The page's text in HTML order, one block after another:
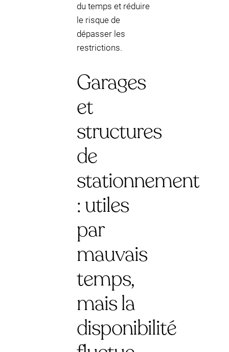
du temps et réduire
le risque de
dépasser les
restrictions.
Garages
et
structures
de
stationnement
: utiles
par
mauvais
temps,
mais la
disponibilité